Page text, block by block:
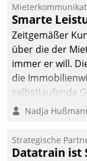
Smarte
Zeitgemäßer
über die der
immer er will.
die
selbstlaufende
Kunde und
Nadja
Strategische
Datatrain ist